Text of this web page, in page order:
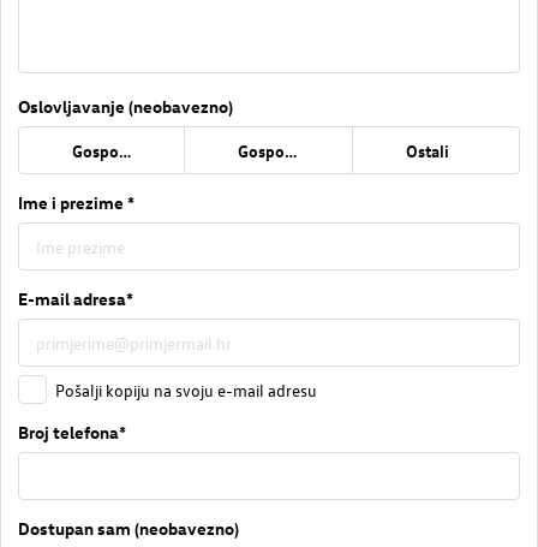
Oslovljavanje (neobavezno)
Gospođa Gospodin Ostali
Ime i prezime *
E-mail adresa*
Pošalji kopiju na svoju e-mail adresu
Broj telefona*
Dostupan sam (neobavezno)